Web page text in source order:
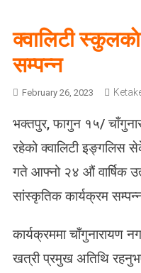
क्वालिटी
सम्पन्न
February 26, 2023
भक्तपुर, फागुन १५/
रहेको क्वालिटी
गते आफ्नो २४ औं वार्षिक
सांस्कृतिक कार्यक्रम
कार्यक्रममा चाँगुनारायण
खत्री प्रमुख अतिथि